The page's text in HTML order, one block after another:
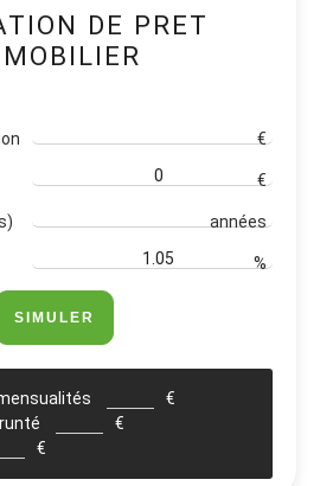
DE PRET
€
€
années
%
SIMULER
€
€
€